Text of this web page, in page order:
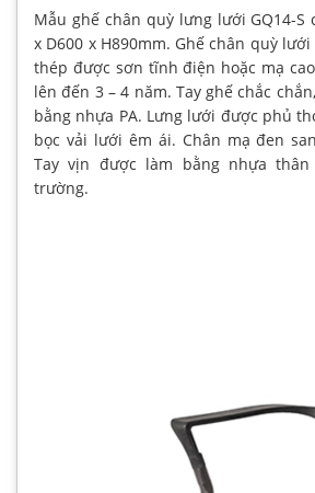
Mẫu ghế chân quỳ lưng lưới GQ14-S
x D600 x H890mm. Ghế chân quỳ
thép được sơn tĩnh điện hoặc mạ
lên đến 3 – 4 năm. Tay ghế chắc
bằng nhựa PA. Lưng lưới được phủ
bọc vải lưới êm ái. Chân mạ đen
Tay vịn được làm bằng nhựa
trường.